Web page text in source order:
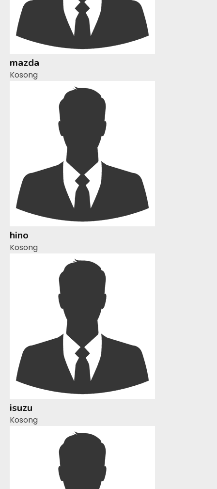
mazda
Kosong
hino
Kosong
isuzu
Kosong